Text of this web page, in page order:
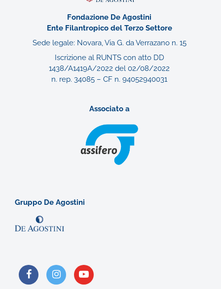
Fondazione De Agostini
Ente Filantropico del Terzo Settore
Sede legale: Novara, Via G. da Verrazano n. 15
Iscrizione al RUNTS con atto DD
1438/A1419A/2022 del 02/08/2022
n. rep. 34085 – CF n. 94052940031
Associato a
Gruppo De Agostini